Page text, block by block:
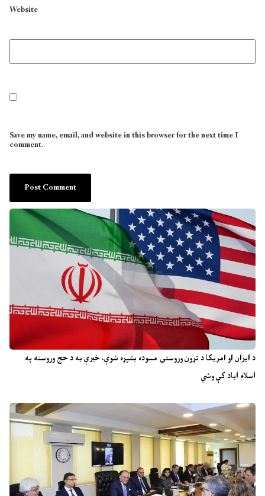
د ایران او امریکا د تړون وروستۍ مسوده بشپړه شوې، خبرې به د حج وروسته په
اسلام اباد کې وشي
Website
Save my name, email, and website in this browser for the next time I
comment.